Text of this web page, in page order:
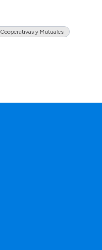
Cooperativas y Mutuales